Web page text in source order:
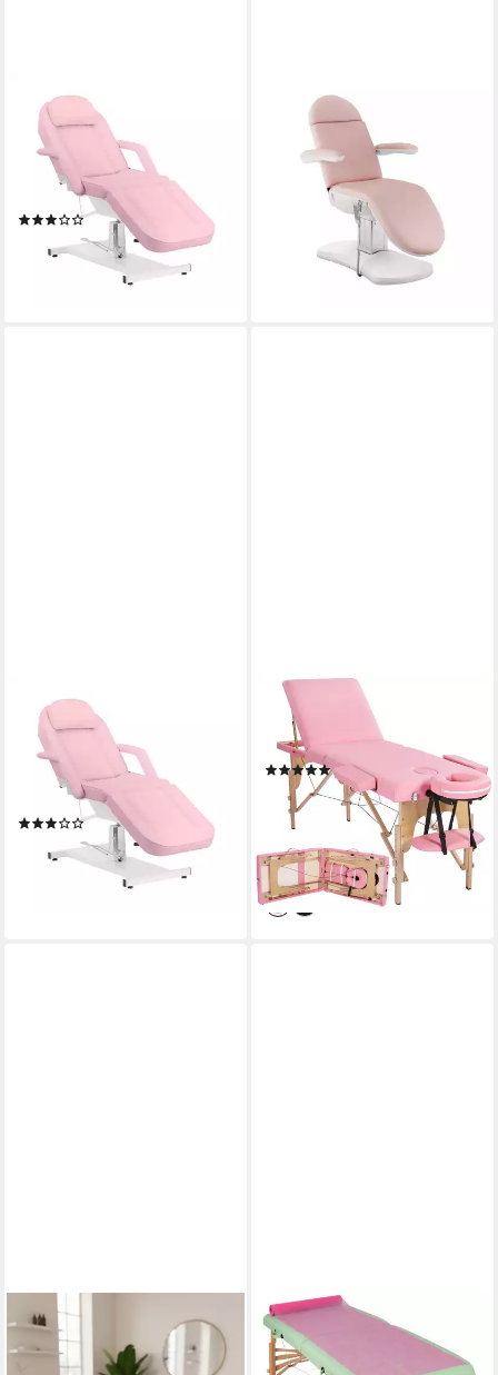
PHYSA
Massageliege Kosmetikliege
360° drehbar hydraulischer
Hubmechanismus
Kosmetikstuhl, Rosa
(1)
275,00 €
lieferbar - in 4-5 Werktagen bei dir
Massageliege Kosmetikliege
Behandlungsliege Tattoo-
Kosmetikstuhl 150kg rosa &
weiß, Rosa, Weiß
lieferbar - in 5-6 Werktagen bei dir
PHYSA
Massageliege Kosmetikliege
360° drehbar hydraulischer
Hubmechanismus
Kosmetikstuhl, Rosa
(1)
275,00 €
lieferbar - in 4-5 Werktagen bei dir
YAHEETECH
Massageliege, 3 Zonen Mobile
Massagebett Faltbar
(1)
114,99 € UVP189,99 €
-39%
lieferbar - in 2-3 Werktagen bei dir
STM COMPANY
Massageliege Memory Foam
Wellenmatratze für
HABYS
Massageliege Vliesstoff-
Unterlage auf Rolle,